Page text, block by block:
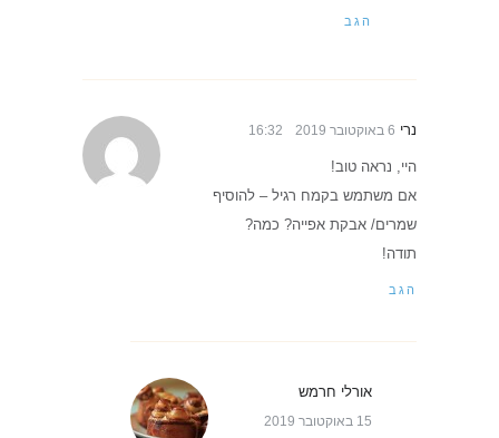
הגב
נרי 6 באוקטובר 2019 16:32
היי, נראה טוב!
אם משתמש בקמח רגיל – להוסיף
שמרים/ אבקת אפייה? כמה?
תודה!
הגב
אורלי חרמש
15 באוקטובר 2019